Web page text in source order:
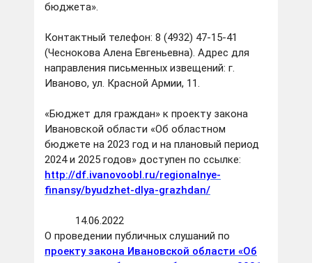
бюджета».
Контактный телефон: 8 (4932) 47-15-41
(Чеснокова Алена Евгеньевна). Адрес для
направления письменных извещений: г.
Иваново, ул. Красной Армии, 11.
«Бюджет для граждан» к проекту закона
Ивановской области «Об областном
бюджете на 2023 год и на плановый период
2024 и 2025 годов» доступен по ссылке:
http://df.ivanovoobl.ru/regionalnye-
finansy/byudzhet-dlya-grazhdan/
14.06.2022
О проведении публичных слушаний по
проекту закона Ивановской области «Об